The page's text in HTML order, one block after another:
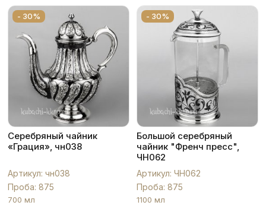
- 30%
Серебряный чайник
«Грация», чн038
Артикул: чн038
Проба: 875
700 мл
- 30%
Большой серебряный
чайник "Френч пресс",
ЧН062
Артикул: ЧН062
Проба: 875
1100 мл